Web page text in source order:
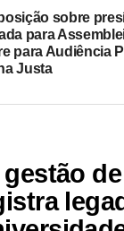
sobre
para
para Audiência
Justa